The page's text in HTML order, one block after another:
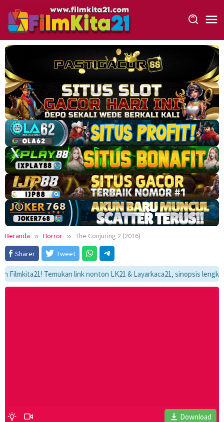
konten
Beranda Horror
The Conjuring 2 (2016)
Sharer
Tweet
Temukan link nonton LK21 & Layarkaca21, sinopsis
Download